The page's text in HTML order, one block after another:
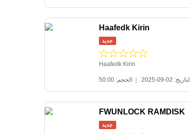
Haafedk Kirin
جديد
Haafedk Kirin
التاريخ: 02-09-2025
FWUNLOCK RAMDISK
جديد